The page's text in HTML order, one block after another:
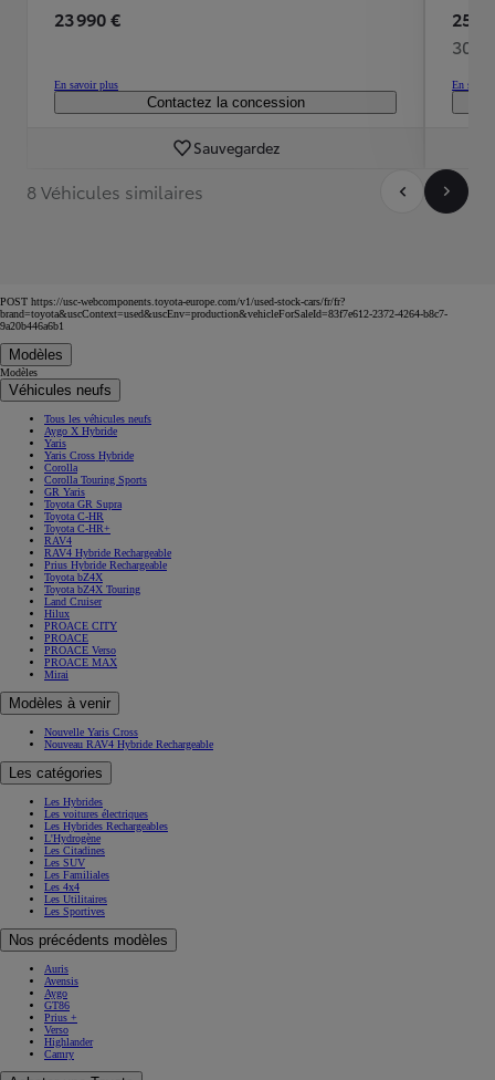
23 990 €
En savoir plus
Contactez la concession
Sauvegardez
25
302
En
8 Véhicules similaires
POST https://usc-webcomponents.toyota-europe.com/v1/used-stock-cars/fr/fr?
brand=toyota&uscContext=used&uscEnv=production&vehicleForSaleId=83f7e612-2372-4264-b8c7-
9a20b446a6b1
Modèles
Modèles
Véhicules neufs
Tous les véhicules neufs
Aygo X Hybride
Yaris
Yaris Cross Hybride
Corolla
Corolla Touring Sports
GR Yaris
Toyota GR Supra
Toyota C-HR
Toyota C-HR+
RAV4
RAV4 Hybride Rechargeable
Prius Hybride Rechargeable
Toyota bZ4X
Toyota bZ4X Touring
Land Cruiser
Hilux
PROACE CITY
PROACE
PROACE Verso
PROACE MAX
Mirai
Modèles à venir
Nouvelle Yaris Cross
Nouveau RAV4 Hybride Rechargeable
Les catégories
Les Hybrides
Les voitures électriques
Les Hybrides Rechargeables
L'Hydrogène
Les Citadines
Les SUV
Les Familiales
Les 4x4
Les Utilitaires
Les Sportives
Nos précédents modèles
Auris
Avensis
Aygo
GT86
Prius +
Verso
Highlander
Camry